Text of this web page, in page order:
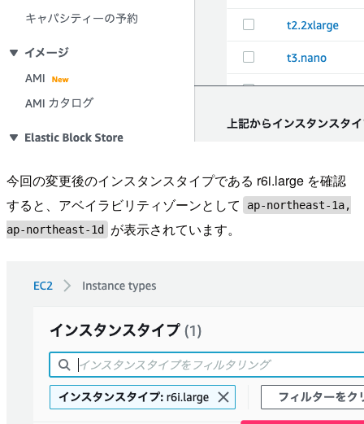
今回の変更後のインスタンスタイプである r6i.large を確認
すると、アベイラビリティゾーンとして
ap-northeast-1a,
ap-northeast-1d
が表示されています。